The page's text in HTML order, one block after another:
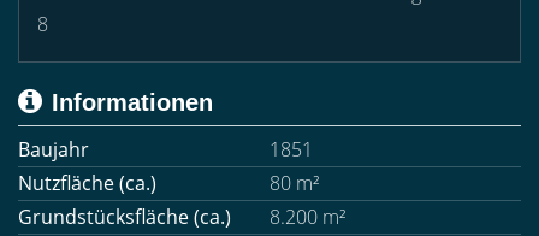
8
Informationen
Baujahr
1851
Nutzfläche (ca.)
80 m²
Grundstücksfläche (ca.)
8.200 m²